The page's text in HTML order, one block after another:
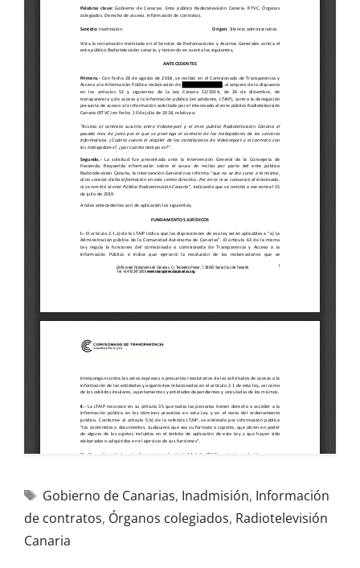
Gobierno de Canarias, Inadmisión, Información
de contratos, Órganos colegiados, Radiotelevisión
Canaria